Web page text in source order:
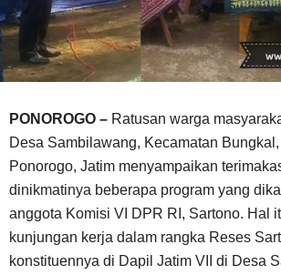
PONOROGO – Ratusan warga
Desa Sambilawang, Kecamatan
Ponorogo, Jatim menyampaikan
dinikmatinya beberapa program yang
anggota Komisi VI DPR RI, Sartono. Hal
kunjungan kerja dalam rangka Reses
konstituennya di Dapil Jatim VII di Desa